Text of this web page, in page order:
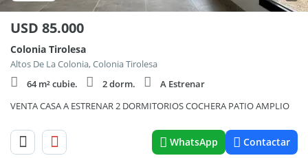
USD 85.000
Colonia Tirolesa
Altos De La Colonia, Colonia Tirolesa
64 m² cubie.
2 dorm.
A Estrenar
VENTA CASA A ESTRENAR 2 DORMITORIOS COCHERA PATIO AMPLIO
WhatsApp Contactar